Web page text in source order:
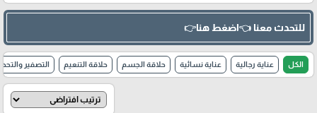
للتحدث معنا 👈اضغط هنا👉
الكل عناية رجالية عناية نسائية حلاقة الجسم حلاقة التنعيم التصفير